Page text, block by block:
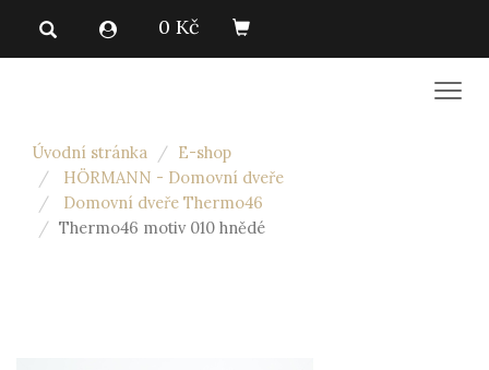
0 Kč
Úvodní stránka
E-shop
HÖRMANN - Domovní dveře
Domovní dveře Thermo46
Thermo46 motiv 010 hnědé